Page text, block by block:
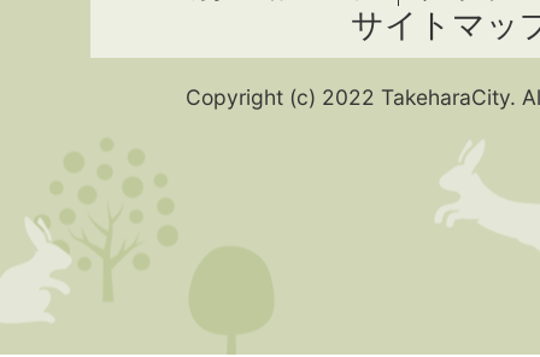
サイトマッ
Copyright (c) 2022 TakeharaCity.